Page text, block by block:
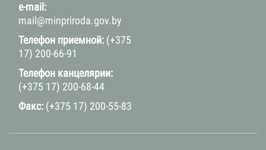
e-mail:
mail@minpriroda.gov.by
Телефон приемной: (+375
17) 200-66-91
Телефон канцелярии:
(+375 17) 200-68-44
Факс: (+375 17) 200-55-83